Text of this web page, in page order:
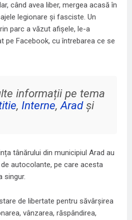
când avea liber, mergea acasă în
legionare și fasciste. Un
parc a văzut afișele, le-a
Facebook, cu întrebarea ce se
informații pe tema
, Interne,Aradși
tânărului din municipiul Arad au
autocolante, pe care acesta
singur.
de libertate pentru săvârșirea
vânzarea, răspândirea,